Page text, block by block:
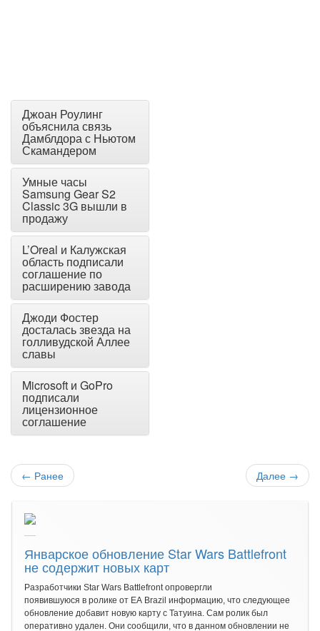
Джоан Роулинг
объяснила связь
Дамблдора с Ньютом
Скамандером
Умные часы
Samsung Gear S2
Classic 3G вышли в
продажу
L’Oreal и Калужская
область подписали
соглашение по
расширению завода
Джоди Фостер
досталась звезда на
голливудской Аллее
славы
Microsoft и GoPro
подписали
лицензионное
соглашение
← Ранее Далее →
Январское обновление Star Wars Battlefront
не содержит новых карт
Разработчики Star Wars Battlefront опровергли
появившуюся в ролике от EA Brazil информацию, что следующее
обновление добавит новую карту с Татуина. Сам ролик был
оперативно удален. Они сообщили, что в данном обновлении не